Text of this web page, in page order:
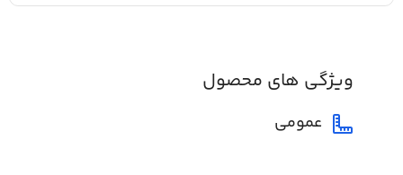
ویژگی های محصول
عمومی